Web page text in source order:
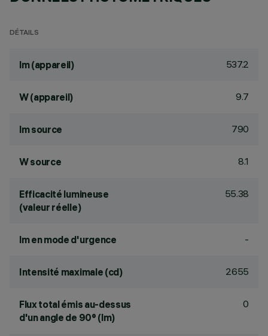
DÉTAILS
lm (appareil) 537.2
W (appareil) 9.7
lm source 790
W source 8.1
Efficacité lumineuse
(valeur réelle)
55.38
lm en mode d'urgence -
Intensité maximale (cd) 2655
Flux total émis au-dessus
d'un angle de 90° (lm)
0